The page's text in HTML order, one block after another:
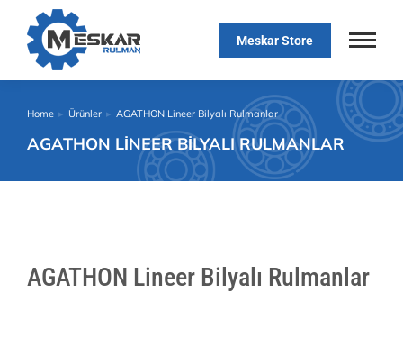
Meskar Store
You are here:
Home Ürünler AGATHON Lineer Bilyalı Rulmanlar
AGATHON LINEER BILYALI RULMANLAR
AGATHON Lineer Bilyalı Rulmanlar